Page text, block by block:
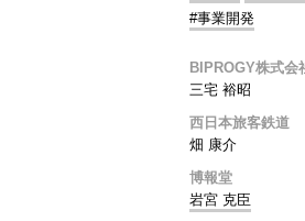
#事業開発
BIPROGY株式会
三宅 裕昭
西日本旅客鉄道
畑 康介
博報堂
岩宮 克臣